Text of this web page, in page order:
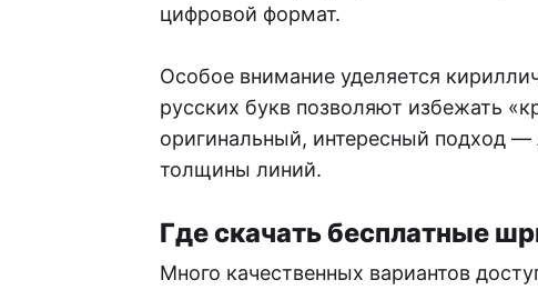
цифровой формат.
Особое внимание уделяется
русских букв позволяют избежать
оригинальный, интересный подход —
толщины линий.
Где скачать бесплатные
Много качественных вариантов